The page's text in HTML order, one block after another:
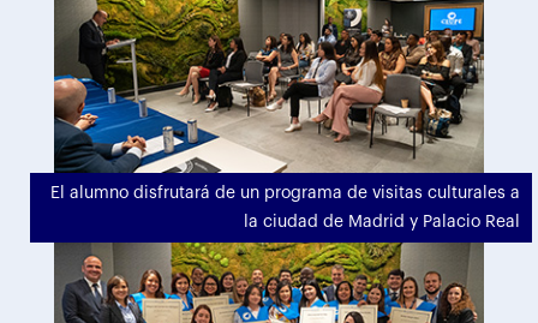
El alumno disfrutará de un programa de visitas culturales a
la ciudad de Madrid y Palacio Real